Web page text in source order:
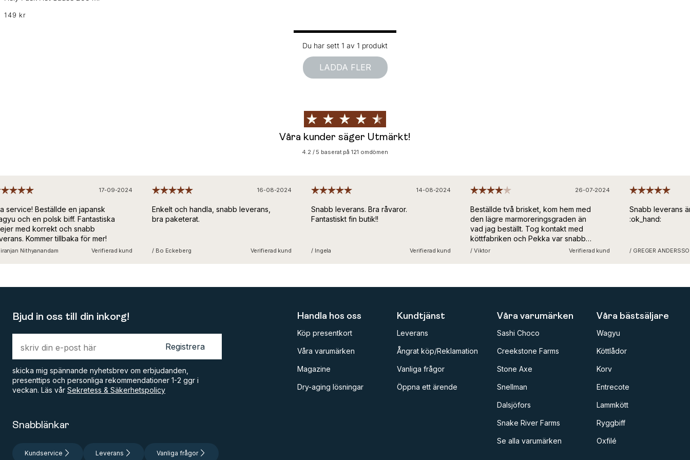
149 kr
Du har sett 1 av 1 produkt
LADDA FLER
Våra kunder säger Utmärkt!
4.2 / 5 baserat på 121 omdömen
17-09-2024
service! Beställde en japansk
och en polsk biff. Fantastiska
med korrekt och snabb
Kommer tillbaka för mer!
Nithyanandam Verifierad kund
16-08-2024
Enkelt och handla, snabb leverans,
bra paketerat.
/ Bo Eckeberg Verifierad kund
14-08-2024
Snabb leverans. Bra råvaror.
Fantastiskt fin butik!!
/ Ingela Verifierad kund
26-07-2024
Beställde två brisket, kom hem med
den lägre marmoreringsgraden än
vad jag beställt. Tog kontakt med
köttfabriken och Pekka var snabb
med att erkänna felet och
/ Viktor Verifierad kund
Snabb leverans
:ok_hand:
/ GREGER
Bjud in oss till din inkorg!
Registrera
skicka mig spännande nyhetsbrev om erbjudanden,
presenttips och personliga rekommendationer 1-2 ggr i
veckan. Läs vår Sekretess & Säkerhetspolicy
Handla hos oss
Köp presentkort
Våra varumärken
Magazine
Dry-aging lösningar
Kundtjänst
Leverans
Ångrat köp/Reklamation
Vanliga frågor
Öppna ett ärende
Våra varumärken
Sashi Choco
Creekstone Farms
Stone Axe
Snellman
Dalsjöfors
Snake River Farms
Se alla varumärken
Våra bästsäljare
Wagyu
Köttlådor
Korv
Entrecote
Lammkött
Ryggbiff
Oxfilé
Snabblänkar
Kundservice Leverans Vanliga frågor